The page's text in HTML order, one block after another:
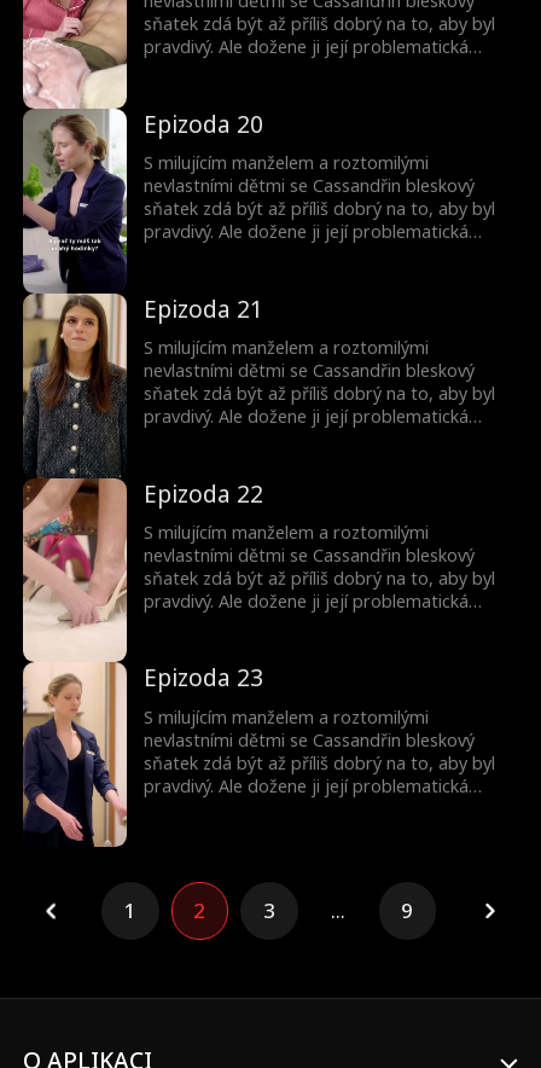
sňatek zdá být až příliš dobrý na to, aby byl
pravdivý. Ale dožene ji její problematická
Epizoda 20
S milujícím manželem a roztomilými
nevlastními dětmi se Cassandřin bleskový
sňatek zdá být až příliš dobrý na to, aby byl
pravdivý. Ale dožene ji její problematická
Epizoda 21
S milujícím manželem a roztomilými
nevlastními dětmi se Cassandřin bleskový
sňatek zdá být až příliš dobrý na to, aby byl
pravdivý. Ale dožene ji její problematická
Epizoda 22
S milujícím manželem a roztomilými
nevlastními dětmi se Cassandřin bleskový
sňatek zdá být až příliš dobrý na to, aby byl
pravdivý. Ale dožene ji její problematická
Epizoda 23
S milujícím manželem a roztomilými
nevlastními dětmi se Cassandřin bleskový
sňatek zdá být až příliš dobrý na to, aby byl
pravdivý. Ale dožene ji její problematická
1 2 3 ... 9
O APLIKACI